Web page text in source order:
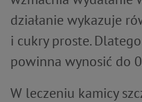
działanie wykazuje
i cukry proste.
powinna wynosić do
W leczeniu kamicy